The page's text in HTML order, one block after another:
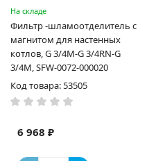
На складе
Фильтр -шламоотделитель с
магнитом для настенных
котлов, G 3/4M-G 3/4RN-G
3/4M, SFW-0072-000020
Код товара: 53505
6 968 ₽